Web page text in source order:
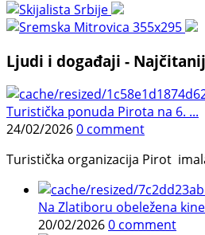
Ljudi i događaji -
Turistička ponuda Pirota na 6. ...
24/02/20260 comment
Turistička organizacija Pirot
Na Zlatiboru obeležena
20/02/20260 comment